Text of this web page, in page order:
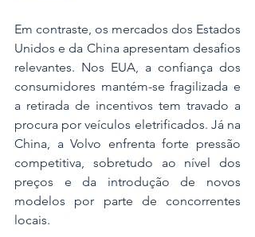
Em contraste, os mercados dos Estados
Unidos e da China apresentam desafios
relevantes. Nos EUA, a confiança dos
consumidores mantém-se fragilizada e
a retirada de incentivos tem travado a
procura por veículos eletrificados. Já na
China, a Volvo enfrenta forte pressão
competitiva, sobretudo ao nível dos
preços e da introdução de novos
modelos por parte de concorrentes
locais.